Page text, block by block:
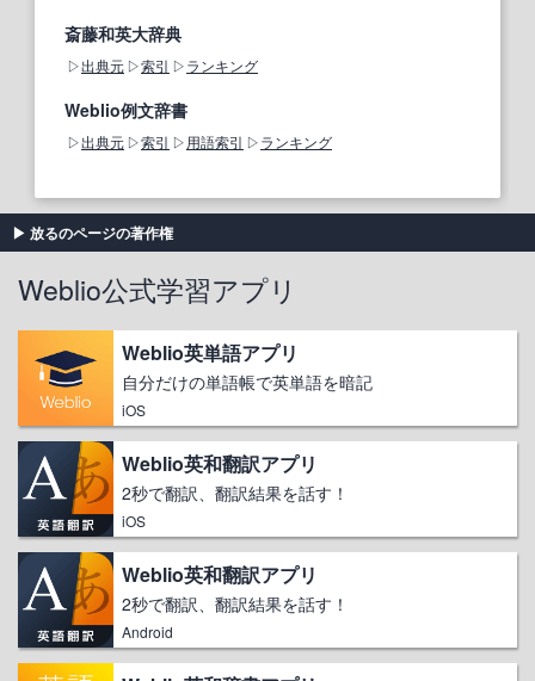
斎藤和英大辞典
出典元 索引 ランキング
Weblio例文辞書
出典元 索引 用語索引 ランキング
放るのページの著作権
Weblio公式学習アプリ
Weblio英単語アプリ
自分だけの単語帳で英単語を暗記
iOS
Weblio英和翻訳アプリ
2秒で翻訳、翻訳結果を話す！
iOS
Weblio英和翻訳アプリ
2秒で翻訳、翻訳結果を話す！
Android